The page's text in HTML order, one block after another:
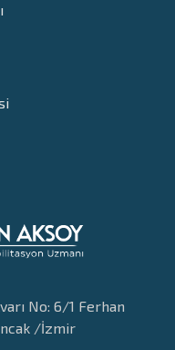
No: 6/1 Ferhan
/İzmir